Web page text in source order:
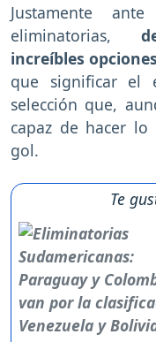
Justamente
eliminatorias,
increíbles opciones
que significar el
selección que,
capaz de hacer
gol.
Te